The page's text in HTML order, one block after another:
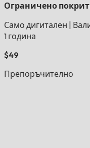
Ограничено
Само дигитален
1 година
$49
Препоръчително